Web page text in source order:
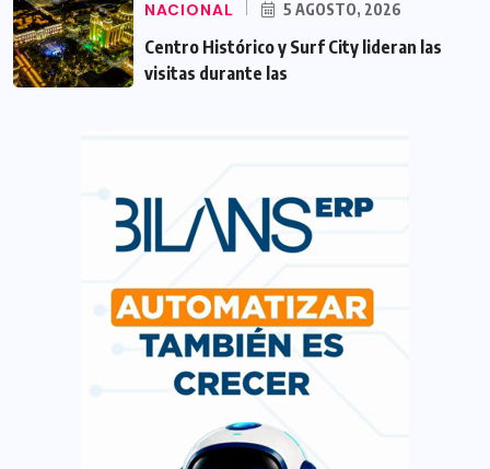
NACIONAL 5 AGOSTO, 2026
Centro Histórico y Surf City lideran las
visitas durante las